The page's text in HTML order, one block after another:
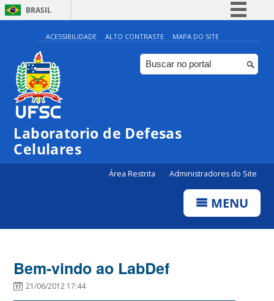
BRASIL
Simplifique!
Comunica BR
Participe
Canais
ACESSIBILIDADE ALTO CONTRASTE MAPA DO SITE
Laboratorio de Defesas
Celulares
Área Restrita Administradores do Site
MENU
Bem-vindo ao LabDef
21/06/2012 17:44